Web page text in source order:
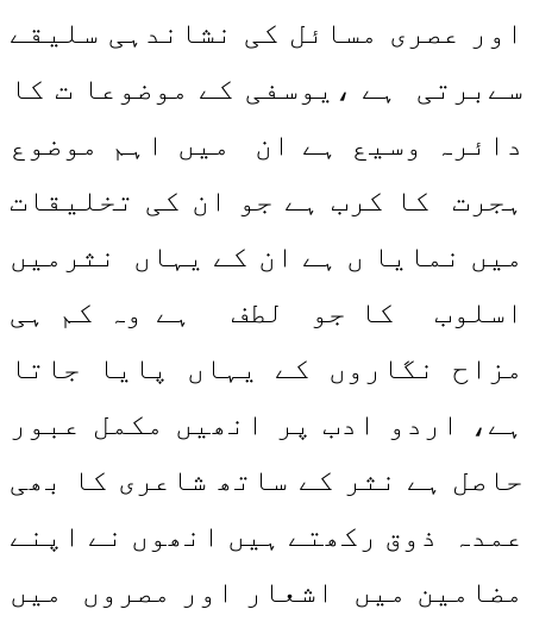
اور عصری مسائل کی نشاندہی سلیقے
سےبرتی ہے ،یوسفی کے موضوعا ت کا
دائرہ وسیع ہے ان میں اہم موضوع
ہجرت کا کرب ہے جو ان کی تخلیقات
میں نمایا ں ہے ان کے یہاں نثرمیں
اسلوب کا جو لطف ہے وہ کم ہی
مزاح نگاروں کے یہاں پایا جاتا
ہے، اردو ادب پر انھیں مکمل عبور
حاصل ہے نثر کے ساتھ شاعری کا بھی
عمدہ ذوق رکھتے ہیں انھوں نے اپنے
مضامین میں اشعار اور مصروں میں